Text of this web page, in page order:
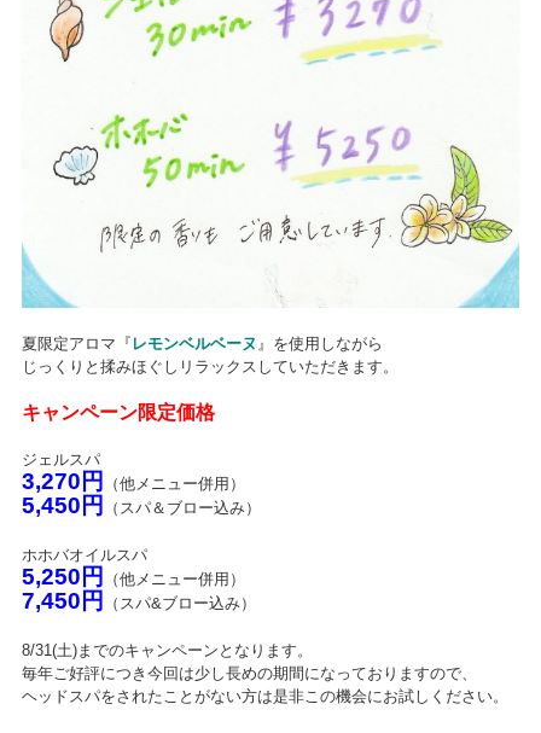
夏限定アロマ『 レモンベルベーヌ 』を使用しながら
じっくりと揉みほぐしリラックスしていただきます。
キャンペーン限定価格
ジェルスパ
3,270円 （他メニュー併用）
5,450円 （スパ＆ブロー込み）
ホホバオイルスパ
5,250円 （他メニュー併用）
7,450円 （スパ&ブロー込み）
8/31(土)までのキャンペーンとなります。
毎年ご好評につき今回は少し長めの期間になっておりますので、
ヘッドスパをされたことがない方は是非この機会にお試しください。